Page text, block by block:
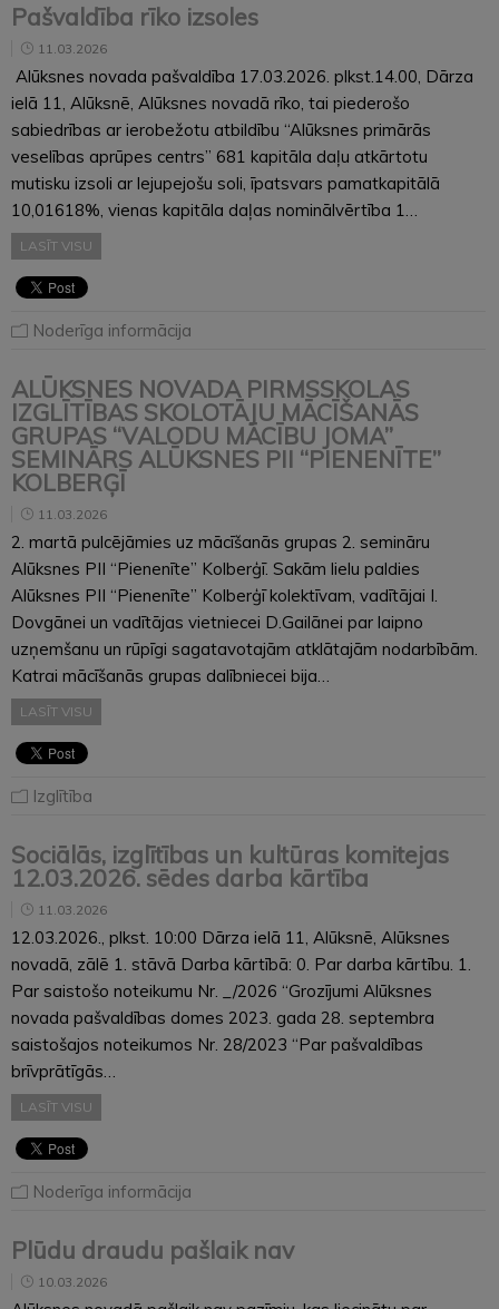
Pašvaldība rīko izsoles
11.03.2026
Alūksnes novada pašvaldība 17.03.2026. plkst.14.00, Dārza
ielā 11, Alūksnē, Alūksnes novadā rīko, tai piederošo
sabiedrības ar ierobežotu atbildību “Alūksnes primārās
veselības aprūpes centrs” 681 kapitāla daļu atkārtotu
mutisku izsoli ar lejupejošu soli, īpatsvars pamatkapitālā
10,01618%, vienas kapitāla daļas nominālvērtība 1…
LASĪT VISU
Noderīga informācija
ALŪKSNES NOVADA PIRMSSKOLAS
IZGLĪTĪBAS SKOLOTĀJU MĀCĪŠANĀS
GRUPAS “VALODU MĀCĪBU JOMA”
SEMINĀRS ALŪKSNES PII “PIENENĪTE”
KOLBERĢĪ
11.03.2026
2. martā pulcējāmies uz mācīšanās grupas 2. semināru
Alūksnes PII “Pienenīte” Kolberģī. Sakām lielu paldies
Alūksnes PII “Pienenīte” Kolberģī kolektīvam, vadītājai I.
Dovgānei un vadītājas vietniecei D.Gailānei par laipno
uzņemšanu un rūpīgi sagatavotajām atklātajām nodarbībām.
Katrai mācīšanās grupas dalībniecei bija…
LASĪT VISU
Izglītība
Sociālās, izglītības un kultūras komitejas
12.03.2026. sēdes darba kārtība
11.03.2026
12.03.2026., plkst. 10:00 Dārza ielā 11, Alūksnē, Alūksnes
novadā, zālē 1. stāvā Darba kārtībā: 0. Par darba kārtību. 1.
Par saistošo noteikumu Nr. _/2026 “Grozījumi Alūksnes
novada pašvaldības domes 2023. gada 28. septembra
saistošajos noteikumos Nr. 28/2023 “Par pašvaldības
brīvprātīgās…
LASĪT VISU
Noderīga informācija
Plūdu draudu pašlaik nav
10.03.2026